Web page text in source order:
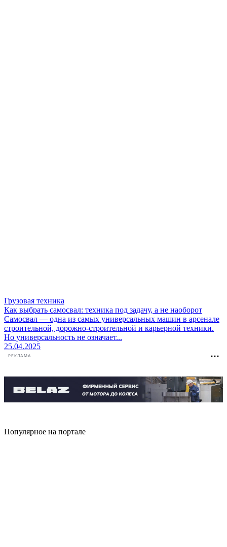
Грузовая техника
Как выбрать самосвал: техника под задачу, а не наоборот
Самосвал — одна из самых универсальных машин в арсенале
строительной, дорожно-строительной и карьерной техники.
Но универсальность не означает...
25.04.2025
РЕКЛАМА
Популярное на портале